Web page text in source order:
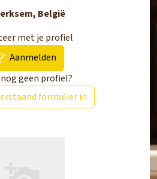
België
met je profiel
Aanmelden
geen profiel?
formulier in